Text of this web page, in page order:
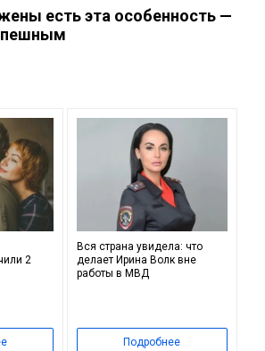
есть эта особенность —
2
Вся страна увидела: что
делает Ирина Волк вне
работы в МВД
Подробнее